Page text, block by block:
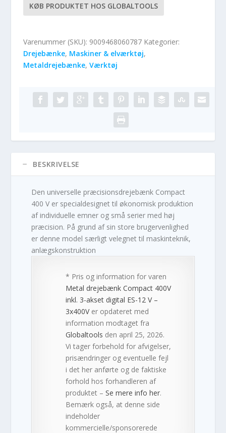
KØB PRODUKTET HOS GLOBALTOOLS
Varenummer (SKU): 9009468060787 Kategorier:
Drejebænke, Maskiner & elværktøj,
Metaldrejebænke,Værktøj
BESKRIVELSE
Den universelle præcisionsdrejebænk Compact
400 V er specialdesignet til økonomisk produktion
af individuelle emner og små serier med høj
præcision. På grund af sin store brugervenlighed
er denne model særligt velegnet til maskinteknik,
anlægskonstruktion
* Pris og information for varen
Metal drejebænk Compact 400V
inkl. 3-akset digital ES-12 V –
3x400Ver opdateret med
information modtaget fra
Globaltools den april 25, 2026.
Vi tager forbehold for afvigelser,
prisændringer og eventuelle fejl
i det her anførte og de faktiske
forhold hos forhandleren af
produktet –Se mere info her.
Bemærk også, at denne side
indeholder
kommercielle/sponsorerede